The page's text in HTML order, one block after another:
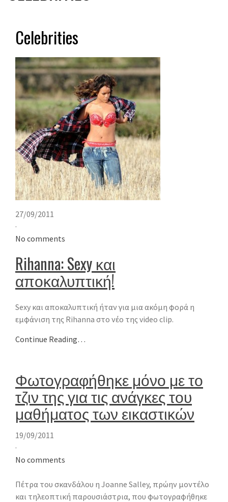
Celebrities
27/09/2011
·
No comments
Rihanna: Sexy και
αποκαλυπτική!
Sexy και αποκαλυπτική ήταν για μια ακόμη φορά η
εμφάνιση της Rihanna στο νέο της video clip.
Continue Reading…
Φωτογραφήθηκε μόνο με το
τζιν της για τις ανάγκες του
μαθήματος των εικαστικών
19/09/2011
·
No comments
Πέτρα του σκανδάλου η Joanne Salley, πρώην μοντέλο
και τηλεοπτική παρουσιάστρια, που φωτογραφήθηκε